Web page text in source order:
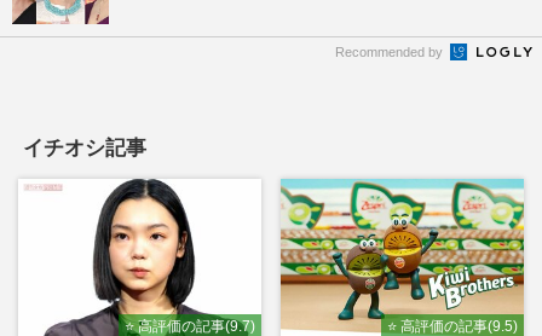
Recommended by
イチオシ記事
⭐ 高評価の記事(9.7) ⭐ 高評価の記事(9.5)